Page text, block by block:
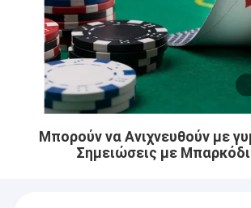
Μπορούν να Ανιχνευθούν με
Σημειώσεις με